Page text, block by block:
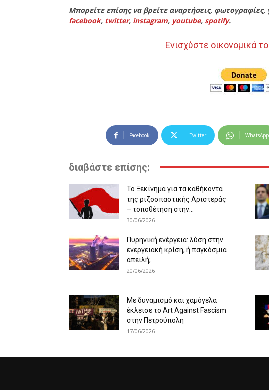
Μπορείτε επίσης να βρείτε αναρτήσεις, φωτογραφίες,
facebook, twitter, instagram, youtube, spotify.
Ενισχύστε οικονομικά
Facebook Twitter WhatsApp
διαβάστε επίσης:
Το Ξεκίνημα για τα καθήκοντα
της ριζοσπαστικής Αριστεράς
– τοποθέτηση στην...
30/06/2026
Πυρηνική ενέργεια: λύση στην
ενεργειακή κρίση, ή παγκόσμια
απειλή;
20/06/2026
Με δυναμισμό και χαμόγελα
έκλεισε το Art Against Fascism
στην Πετρούπολη
17/06/2026